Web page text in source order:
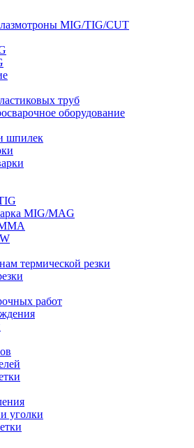
MIG/TIG/CUT
труб
оборудование
шпилек
MIG/MAG
термической резки
работ
уголки